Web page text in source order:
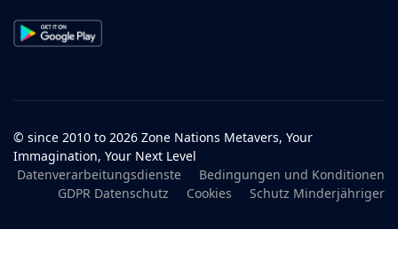
© since 2010 to 2026 Zone Nations Metavers, Your
Immagination, Your Next Level
Datenverarbeitungsdienste
Bedingungen und Konditionen
GDPR Datenschutz
Cookies Schutz Minderjähriger